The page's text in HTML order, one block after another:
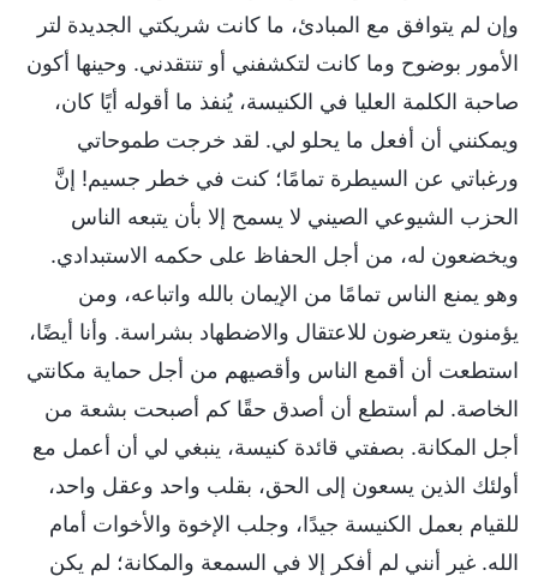
وإن لم يتوافق مع المبادئ، ما كانت شريكتي الجديدة لتر
الأمور بوضوح وما كانت لتكشفني أو تنتقدني. وحينها أكون
صاحبة الكلمة العليا في الكنيسة، يُنفذ ما أقوله أيًا كان،
ويمكنني أن أفعل ما يحلو لي. لقد خرجت طموحاتي
ورغباتي عن السيطرة تمامًا؛ كنت في خطر جسيم! إنَّ
الحزب الشيوعي الصيني لا يسمح إلا بأن يتبعه الناس
ويخضعون له، من أجل الحفاظ على حكمه الاستبدادي.
وهو يمنع الناس تمامًا من الإيمان بالله واتباعه، ومن
يؤمنون يتعرضون للاعتقال والاضطهاد بشراسة. وأنا أيضًا،
استطعت أن أقمع الناس وأقصيهم من أجل حماية مكانتي
الخاصة. لم أستطع أن أصدق حقًا كم أصبحت بشعة من
أجل المكانة. بصفتي قائدة كنيسة، ينبغي لي أن أعمل مع
أولئك الذين يسعون إلى الحق، بقلب واحد وعقل واحد،
للقيام بعمل الكنيسة جيدًا، وجلب الإخوة والأخوات أمام
الله. غير أنني لم أفكر إلا في السمعة والمكانة؛ لم يكن